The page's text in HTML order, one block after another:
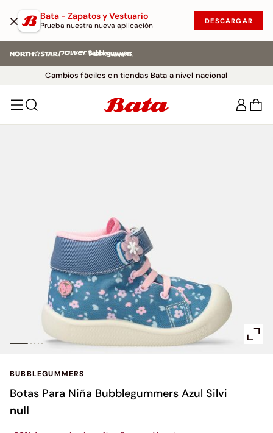
Bata - Zapatos y Vestuario
Prueba nuestra nueva aplicación DESCARGAR
Cambios fáciles en tiendas Bata a nivel nacional
Envío Normal ¡GRATIS! por compras superiores a 199.900. Aplican
TyC
Hasta 30 días para cambios.
BUBBLEGUMMERS
Botas Para Niña Bubblegummers Azul Silvi
null